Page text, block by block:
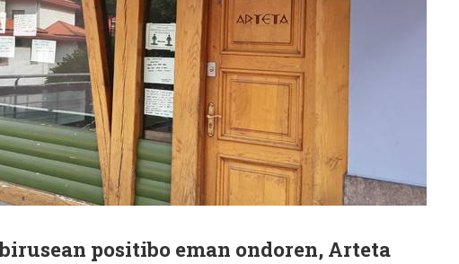
positibo eman ondoren, Arteta